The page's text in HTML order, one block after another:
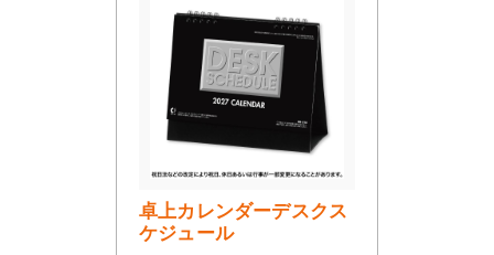
卓上カレンダーデスクス
ケジュール